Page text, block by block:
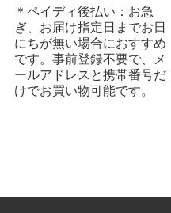
＊ペイディ後払い：お急
ぎ、お届け指定日までお日
にちが無い場合におすすめ
です。事前登録不要で、メ
ールアドレスと携帯番号だ
けでお買い物可能です。